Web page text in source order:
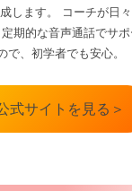
します。 コーチが日
期的な音声通話でサ
で、初学者でも安心。
式サイトを見る＞